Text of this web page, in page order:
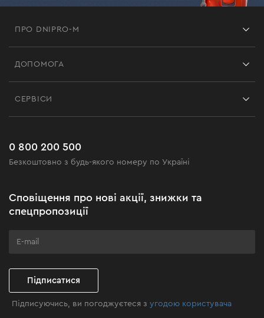
ПРО DNIPRO-M
Чорна п'ятниця
Клуб майстерності
ДОПОМОГА
Поширені запитання
СЕРВІСИ
0 800 200 500
Безкоштовно з будь-якого номеру по Україні
Сповіщення про нові акції, знижки та
спецпропозиції
Підписатися
Підписуючись, ви погоджуєтеся зугодою користувача